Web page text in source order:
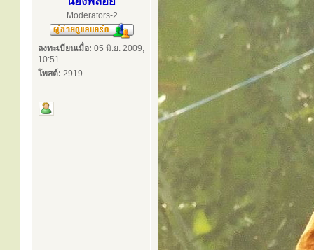
Moderators-2
ลงทะเบียนเมื่อ: 05 มิ.ย. 2009,
10:51
โพสต์: 2919